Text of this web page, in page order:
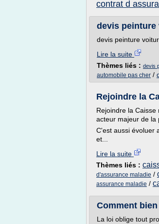
contrat d
devis peinture
devis peinture
Lire la suite
Thèmes liés : devis
automobile pas cher /
Rejoindre la
Rejoindre la
acteur majeur de la
C'est aussi évoluer
et...
Lire la suite
Thèmes liés :
d'assurance maladie /
assurance maladie /
Comment
La loi oblige tout